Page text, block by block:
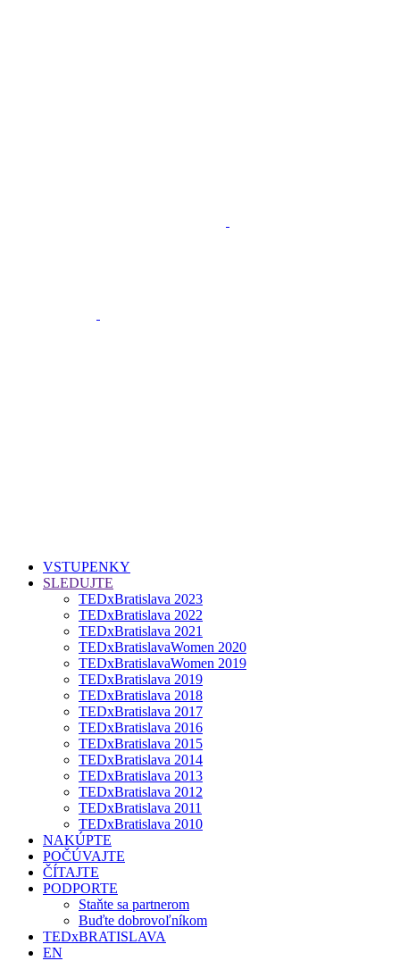
VSTUPENKY
SLEDUJTE
TEDxBratislava 2023
TEDxBratislava 2022
TEDxBratislava 2021
TEDxBratislavaWomen 2020
TEDxBratislavaWomen 2019
TEDxBratislava 2019
TEDxBratislava 2018
TEDxBratislava 2017
TEDxBratislava 2016
TEDxBratislava 2015
TEDxBratislava 2014
TEDxBratislava 2013
TEDxBratislava 2012
TEDxBratislava 2011
TEDxBratislava 2010
NAKÚPTE
POČÚVAJTE
ČÍTAJTE
PODPORTE
Staňte sa partnerom
Buďte dobrovoľníkom
TEDxBRATISLAVA
EN